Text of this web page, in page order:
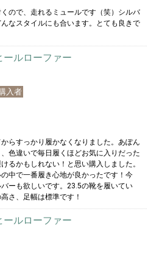
ので、走れるミュールです（笑）シルバ
なスタイルにも合います。とても良きで
ールローファー
入者
らすっかり履かなくなりました。あぽん
色違いで毎日履くほどお気に入りだった
るかもしれない！と思い購入しました。
中で一番履き心地が良かったです！今
ーも欲しいです。23.5の靴を履いてい
さ、足幅は標準です！
ールローファー